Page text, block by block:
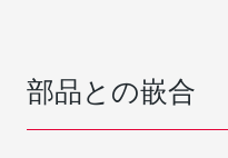
部品との嵌合